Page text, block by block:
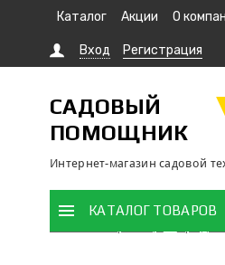
Каталог Акции О
Вход Регистрация
САДОВЫЙ
ПОМОЩНИК
Интернет-магазин садовой
КАТАЛОГ ТОВАРОВ